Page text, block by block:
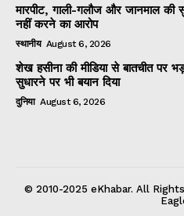
मारपीट, गाली-गलौज और जानमाल की
नहीं करने का आरोप
स्थानीय August 6, 2026
शेख हसीना की मीडिया से बातचीत पर
सुधारने पर भी बयान दिया
दुनिया August 6, 2026
© 2010-2025 eKhabar. All